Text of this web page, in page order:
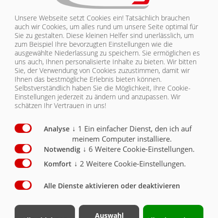
Hause nehmen.
Dabei sind die
Projekte, wie z.B.
ein Kohlegrill,
hochwertig und
ausschließlich für
den tatsächlichen
Gebrauch
entwickelt und
gefertigt. Jede
zudem durch
Name oder
Initialen
personalisiert.
in technischeren
und Pneumatik oder
Oberflächenbehandlung
und Korrosionsschutz
sowie in allgemeinen
Bereichen wie
Arbeitsschutz und
Arbeitssicherheit oder
Kraft, Drehmoment und
Statik.
AUF DEM NEUSTEN STAND DER
Unsere Webseite setzt Cookies ein! Tatsächlich brauchen
auch wir Cookies, um alles rund um unsere Seite optimal für
Sie zu gestalten. Diese kleinen Helfer sind unerlässlich, um
zum Beispiel Ihre bevorzugten Einstellungen wie die
ausgewählte Niederlassung zu speichern. Sie ermöglichen es
uns auch, Ihnen personalisierte Inhalte zu bieten. Wir bitten
Sie, der Verwendung von Cookies zuzustimmen, damit wir
Ihnen das bestmögliche Erlebnis bieten können.
Selbstverständlich haben Sie die Möglichkeit, Ihre Cookie-
Einstellungen jederzeit zu ändern und anzupassen. Wir
schätzen Ihr Vertrauen in uns!
Analyse ↓ 1 Ein einfacher Dienst, den ich auf
meinem Computer installiere.
Notwendig ↓ 6 Weitere Cookie-Einstellungen.
Komfort ↓ 2 Weitere Cookie-Einstellungen.
Alle Dienste aktivieren oder deaktivieren
Auswahl